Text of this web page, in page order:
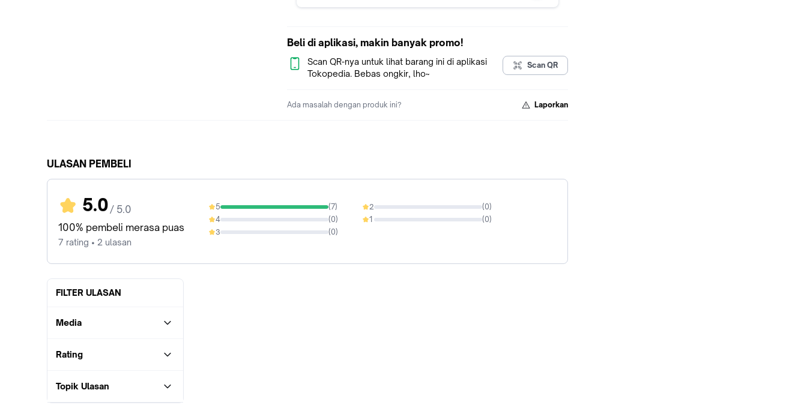
Beli di aplikasi, makin banyak promo!
Scan QR-nya untuk lihat barang ini di aplikasi
Tokopedia. Bebas ongkir, lho~
Scan QR
Ada masalah dengan produk ini? Laporkan
ULASAN PEMBELI
5.0 / 5.0
100% pembeli merasa puas
7 rating • 2 ulasan
5 (7)
100%
4 (0)
0%
3 (0)
0%
2 (0)
0%
1 (0)
0%
FILTER ULASAN
Media
Rating
Topik Ulasan